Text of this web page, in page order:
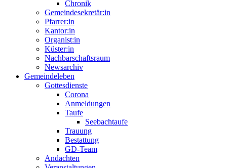
Chronik
Gemeindesekretär:in
Pfarrer:in
Kantor:in
Organist:in
Küster:in
Nachbarschaftsraum
Newsarchiv
Gemeindeleben
Gottesdienste
Corona
Anmeldungen
Taufe
Seebachtaufe
Trauung
Bestattung
GD-Team
Andachten